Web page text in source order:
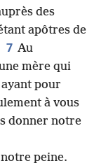
des
apôtres de
7 Au
mère qui
pour
à vous
donner notre
peine.